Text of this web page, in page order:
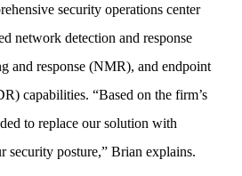
security operations center
network detection and response
and response (NMR), and endpoint
capabilities. “Based on the firm’s
to replace our solution with
security posture,” Brian explains.